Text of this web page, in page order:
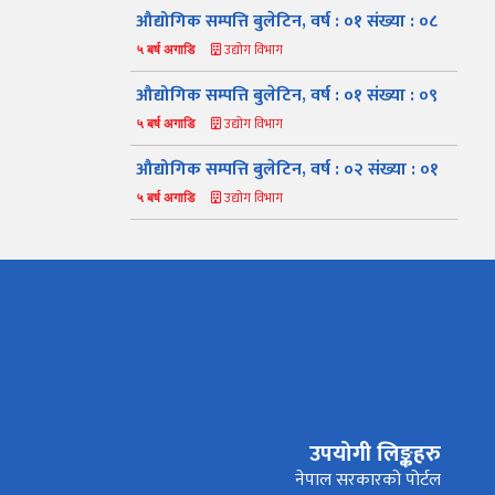
औद्योगिक सम्पत्ति बुलेटिन, वर्ष : ०१ संख्या : ०८
५ बर्ष अगाडि उद्योग विभाग
औद्योगिक सम्पत्ति बुलेटिन, वर्ष : ०१ संख्या : ०९
५ बर्ष अगाडि उद्योग विभाग
औद्योगिक सम्पत्ति बुलेटिन, वर्ष : ०२ संख्या : ०१
५ बर्ष अगाडि उद्योग विभाग
प्रकाशन
सूचनाको हक सम्बन्धि
विवरण
उपयोगी लिङ्कहरु
नेपाल सरकारको पोर्टल